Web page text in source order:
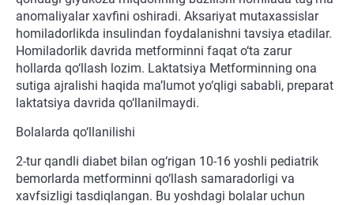
anomaliyalar xavfini oshiradi. Aksariyat mutaxassislar
homiladorlikda insulindan foydalanishni tavsiya etadilar.
Homiladorlik davrida metforminni faqat o‘ta zarur
hollarda qo‘llash lozim. Laktatsiya Metforminning ona
sutiga ajralishi haqida ma’lumot yo‘qligi sababli, preparat
laktatsiya davrida qo‘llanilmaydi.
Bolalarda qo‘llanilishi
2-tur qandli diabet bilan og‘rigan 10-16 yoshli pediatrik
bemorlarda metforminni qo‘llash samaradorligi va
xavfsizligi tasdiqlangan. Bu yoshdagi bolalar uchun